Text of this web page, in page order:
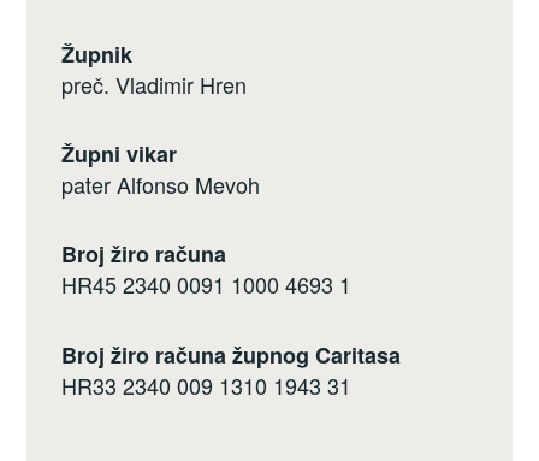
Župnik
preč. Vladimir Hren
Župni vikar
pater Alfonso Mevoh
Broj žiro računa
HR45 2340 0091 1000 4693 1
Broj žiro računa župnog Caritasa
HR33 2340 009 1310 1943 31